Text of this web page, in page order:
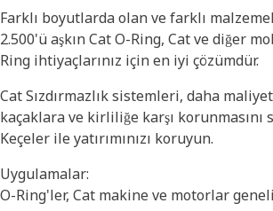
Farklı boyutlarda olan ve farklı
2.500'ü aşkın Cat O-Ring, Cat ve diğer
Ring ihtiyaçlarınız için en iyi çözümdür.
Cat Sızdırmazlık sistemleri, daha
kaçaklara ve kirliliğe karşı korunmasını
Keçeler ile yatırımınızı koruyun.
Uygulamalar:
O-Ring'ler, Cat makine ve motorlar